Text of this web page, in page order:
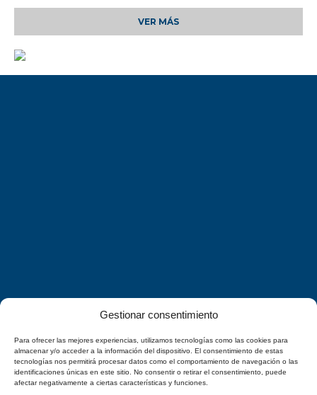
Gestionar consentimiento
Para ofrecer las mejores experiencias, utilizamos tecnologías como las cookies para
almacenar y/o acceder a la información del dispositivo. El consentimiento de estas
tecnologías nos permitirá procesar datos como el comportamiento de navegación o las
identificaciones únicas en este sitio. No consentir o retirar el consentimiento, puede
afectar negativamente a ciertas características y funciones.
VER MÁS